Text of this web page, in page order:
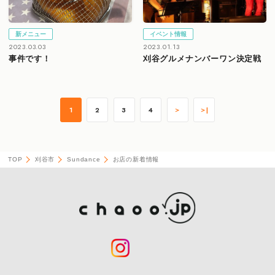
新メニュー
2023.03.03
事件です！
イベント情報
2023.01.13
刈谷グルメナンバーワン決定戦
1 2 3 4 ＞ ＞|
TOP 刈谷市 Sundance お店の新着情報